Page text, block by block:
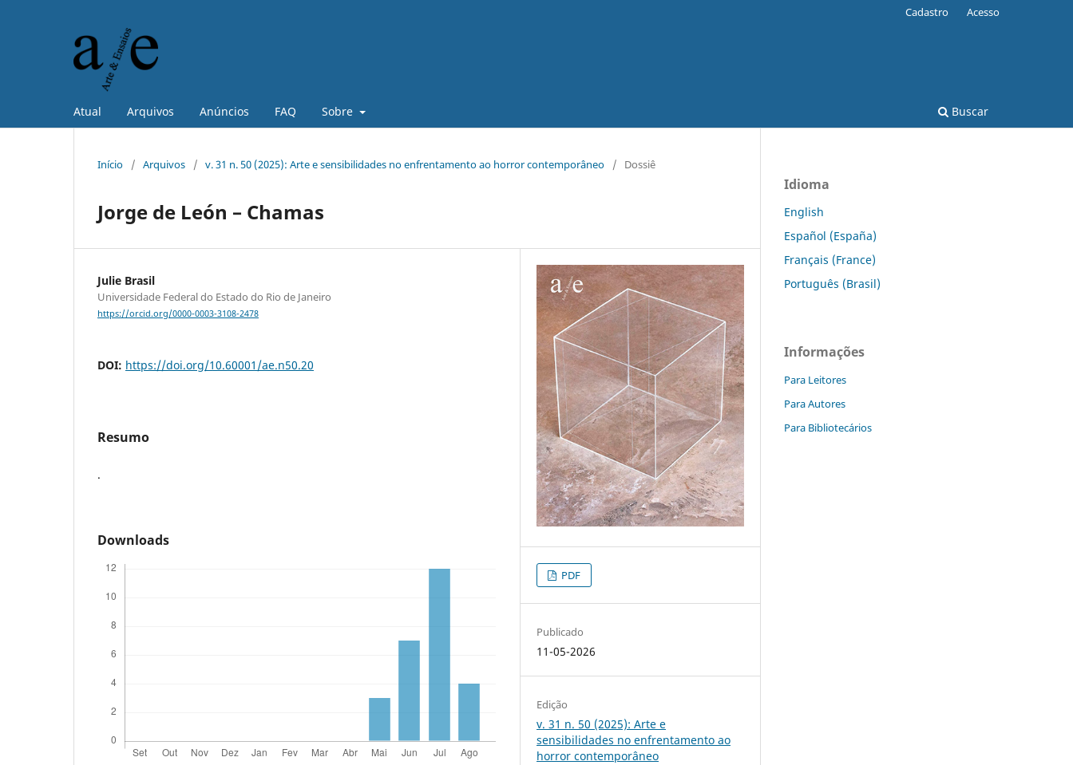
Atual Arquivos Anúncios FAQ Sobre Buscar
Cadastro Acesso
Início / Arquivos / v. 31 n. 50 (2025): Arte e sensibilidades no enfrentamento ao horror contemporâneo / Dossiê
Jorge de León – Chamas
Julie Brasil
Universidade Federal do Estado do Rio de Janeiro
https://orcid.org/0000-0003-3108-2478
DOI: https://doi.org/10.60001/ae.n50.20
Resumo
.
Downloads
PDF
Publicado
11-05-2026
Edição
v. 31 n. 50 (2025): Arte e
sensibilidades no enfrentamento ao
horror contemporâneo
Idioma
English
Español (España)
Français (France)
Português (Brasil)
Informações
Para Leitores
Para Autores
Para Bibliotecários